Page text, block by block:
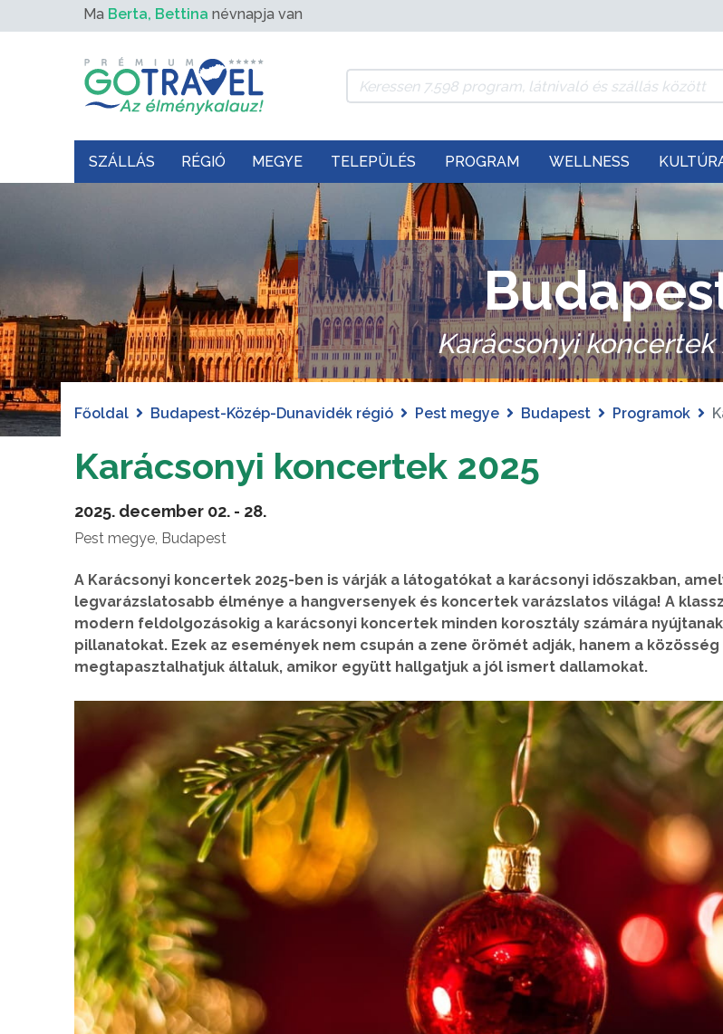
Ma Berta, Bettina névnapja van
SZÁLLÁS RÉGIÓ MEGYE TELEPÜLÉS PROGRAM WELLNESS
Karácsonyi koncertek
Főoldal Budapest-Közép-Dunavidék régió Pest megye Budapest Programok
Karácsonyi koncertek 2025
2025. december 02. - 28.
Pest megye, Budapest
A Karácsonyi koncertek 2025-ben is várják a látogatókat a karácsonyi időszakban,
legvarázslatosabb élménye a hangversenyek és koncertek varázslatos világa! A
modern feldolgozásokig a karácsonyi koncertek minden korosztály számára
pillanatokat. Ezek az események nem csupán a zene örömét adják, hanem a
megtapasztalhatjuk általuk, amikor együtt hallgatjuk a jól ismert dallamokat.